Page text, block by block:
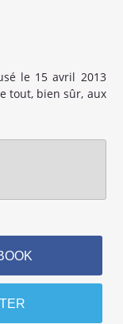
le 15 avril 2013
tout, bien sûr, aux